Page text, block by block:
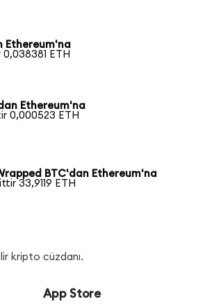
Ethereum'na
0,038381 ETH
Ethereum'na
0,000523 ETH
BTC'dan Ethereum'na
33,9119 ETH
kripto cüzdanı.
App Store